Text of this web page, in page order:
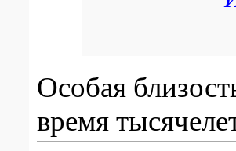
Особая
время